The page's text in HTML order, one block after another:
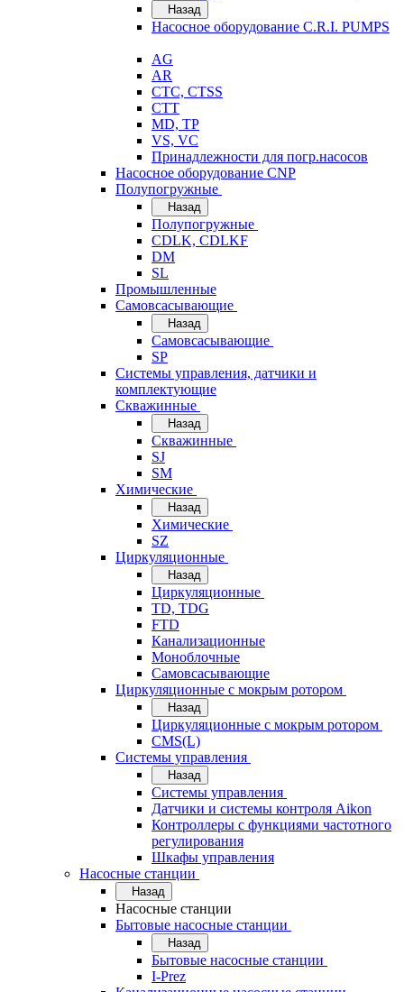
Назад
Насосное оборудование C.R.I. PUMPS
AG
AR
CTC, CTSS
CTT
MD, TP
VS, VC
Принадлежности для погр.насосов
Насосное оборудование CNP
Полупогружные
Назад
Полупогружные
CDLK, CDLKF
DM
SL
Промышленные
Самовсасывающие
Назад
Самовсасывающие
SP
Системы управления, датчики и
комплектующие
Скважинные
Назад
Скважинные
SJ
SM
Химические
Назад
Химические
SZ
Циркуляционные
Назад
Циркуляционные
TD, TDG
FTD
Канализационные
Моноблочные
Самовсасывающие
Циркуляционные с мокрым ротором
Назад
Циркуляционные с мокрым ротором
CMS(L)
Системы управления
Назад
Системы управления
Датчики и системы контроля Aikon
Контроллеры с функциями частотного
регулирования
Шкафы управления
Насосные станции
Назад
Насосные станции
Бытовые насосные станции
Назад
Бытовые насосные станции
I-Prez